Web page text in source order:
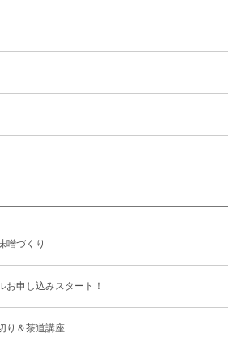
噌づくり
お申し込みスタート！
り＆茶道講座